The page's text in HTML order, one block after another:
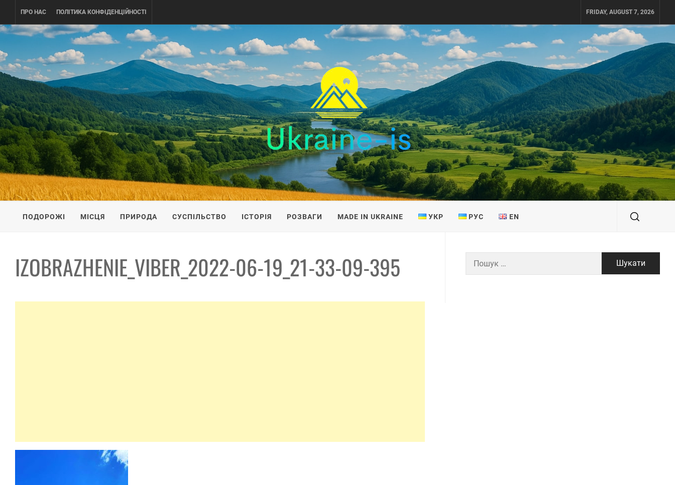
content
ПРО НАС ПОЛІТИКА КОНФІДЕНЦІЙНОСТІ FRIDAY, AUGUST 7, 2026
UKRAINE-IS
ПОДОРОЖI ПО УКРАЇНІ
ПОДОРОЖІ МІСЦЯ ПРИРОДА СУСПІЛЬСТВО ІСТОРІЯ РОЗВАГИ MADE IN UKRAINE УКР РУС EN
IZOBRAZHENIE_VIBER_2022-06-19_21-33-09-395